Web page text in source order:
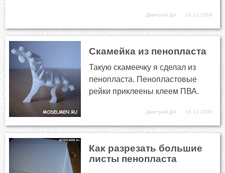
Дмитрий ДА 16.11.2009
Скамейка из пенопласта
Такую скамеечку я сделал из
пенопласта. Пенопластовые
рейки приклеены клеем ПВА.
Дмитрий ДА 16.11.2009
Как разрезать большие
листы пенопласта